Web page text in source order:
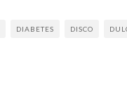
DIABETES DISCO